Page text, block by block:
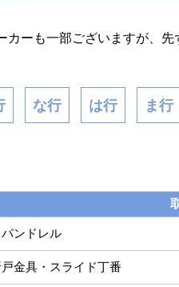
ーも一部ございますが、先
な行 は行 ま行
パンドレル
金具・スライド丁番